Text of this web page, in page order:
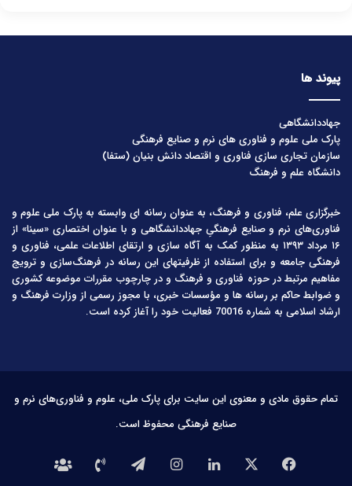
پیوند ها
جهاددانشگاهی
پارک ملی علوم و فناوری های نرم و صنایع فرهنگی
سازمان تجاری سازی فناوری و اقتصاد دانش بنیان (ستفا)
دانشگاه علم و فرهنگ
خبرگزاری علم، فناوری و فرهنگ، به عنوان رسانه ای وابسته به پارک ملی علوم و
فناوری‌های نرم و صنایع فرهنگیِ جهاددانشگاهی و با عنوان اختصاری «سینا» از
۱۶ مرداد ۱۳۹۳ به منظور کمک به آگاه سازی و ارتقای اطلاعات علمی، فناوری و
فرهنگی جامعه و برای استفاده از ظرفیتهای این رسانه در فرهنگ‌سازی و ترویج
مفاهیم مرتبط در حوزه فناوری و فرهنگ و در چارچوب مقررات موضوعه کشوری
و ضوابط حاکم بر رسانه ها و مؤسسات خبری، با مجوز رسمی از وزارت فرهنگ و
ارشاد اسلامی به شماره 70016 فعالیت خود را آغاز کرده است.
تمام حقوق مادی و معنوی این سایت برای پارک ملی، علوم و فناوری‌های نرم و
صنایع فرهنگی محفوظ است.
فیس لینکدیناینستاگرامتلگرامتماس درباره